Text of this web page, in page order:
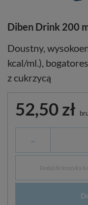
Diben Drink 200
Doustny,
kcal/ml.),
z cukrzycą
52,50 zł
-
Dodaj do koszyka 6